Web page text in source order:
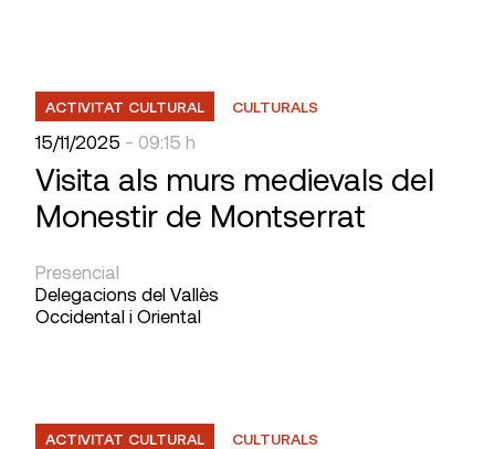
ACTIVITAT CULTURAL CULTURALS
15/11/2025 - 09:15 h
Visita als murs medievals del
Monestir de Montserrat
Presencial
Delegacions del Vallès
Occidental i Oriental
ACTIVITAT CULTURAL CULTURALS